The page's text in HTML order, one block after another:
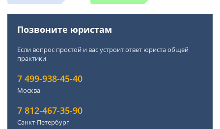
Позвоните юристам
Если вопрос простой и вас устроит ответ юриста общей
практики
7 499-938-45-40
Москва
7 812-467-35-90
Санкт-Петербург